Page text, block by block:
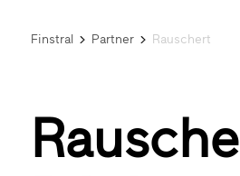
Finstral Partner Rauschert